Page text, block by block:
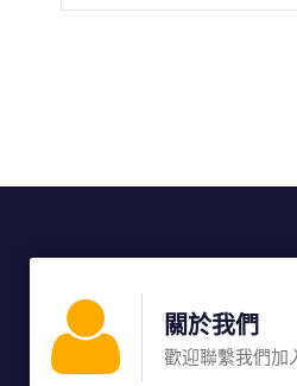
關於我們
歡迎聯繫我們加